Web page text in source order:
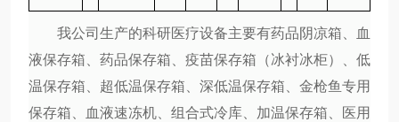
我公司生产的科研医疗设备主要有药品阴凉箱、血
液保存箱、药品保存箱、疫苗保存箱（冰衬冰柜）、低
温保存箱、超低温保存箱、深低温保存箱、金枪鱼专用
保存箱、血液速冻机、组合式冷库、加温保存箱、医用